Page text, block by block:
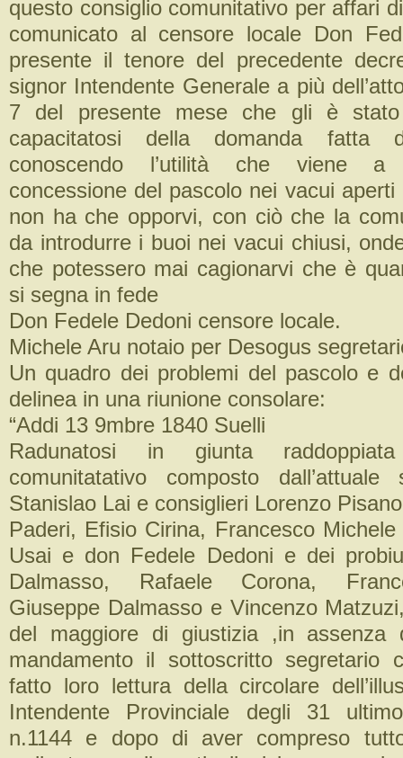
questo consiglio comunitativo per affari
comunicato al censore locale Don
presente il tenore del precedente
signor Intendente Generale a più
7 del presente mese che gli è
capacitatosi della domanda fatta
conoscendo l’utilità che viene a
concessione del pascolo nei vacui aperti
non ha che opporvi, con ciò che la
da introdurre i buoi nei vacui chiusi,
che potessero mai cagionarvi che è
si segna in fede
Don Fedele Dedoni censore locale.
Michele Aru notaio per Desogus
Un quadro dei problemi del pascolo e
delinea in una riunione consolare:
“Addi 13 9mbre 1840 Suelli
Radunatosi in giunta
comunitatativo composto dall’attuale
Stanislao Lai e consiglieri Lorenzo
Paderi, Efisio Cirina, Francesco
Usai e don Fedele Dedoni e dei
Dalmasso, Rafaele Corona,
Giuseppe Dalmasso e Vincenzo
del maggiore di giustizia ,in assenza
mandamento il sottoscritto segretario
fatto loro lettura della circolare
Intendente Provinciale degli 31
n.1144 e dopo di aver compreso